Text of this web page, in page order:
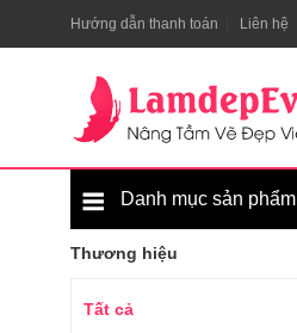
Hướng dẫn thanh toán Liên hệ
Danh mục sản phẩm
Thương hiệu
Tất cả